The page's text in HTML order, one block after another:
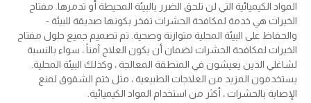
المواد الكيميائية التي لن تلحق الضرر بالبيئة المحيطة أو تدمرها. مفتاح
الخيرات هي خدمة لمكافحة الحشرات تفخر بكونها صديقة للبيئة -
والحفاظ على البيئة المحلية متوازنة وصحية. تم تصميم جميع حلول مفتاح
الخيرات لمكافحة الحشرات لضمان أن يكون العلاج آمناً ، سواء بالنسبة
لشاغلي الذين يعيشون في المنطقة المعالجة ، وكذلك البيئة المحلية.
يستخدمون المزيد من العلاجات الطبيعية ، مثل ختم الشقوق لمنع
الإصابة بالحشرات ، أكثر من استخدام المواد الكيميائية.